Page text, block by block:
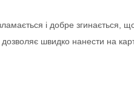
і добре згинається,
швидко нанести на